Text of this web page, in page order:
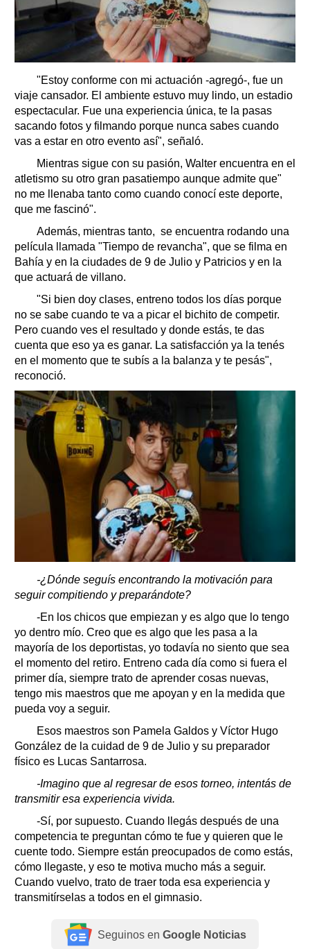
"Estoy conforme con mi actuación -agregó-, fue un
viaje cansador. El ambiente estuvo muy lindo, un estadio
espectacular. Fue una experiencia única, te la pasas
sacando fotos y filmando porque nunca sabes cuando
vas a estar en otro evento así", señaló.
Mientras sigue con su pasión, Walter encuentra en el
atletismo su otro gran pasatiempo aunque admite que"
no me llenaba tanto como cuando conocí este deporte,
que me fascinó".
Además, mientras tanto, se encuentra rodando una
película llamada "Tiempo de revancha", que se filma en
Bahía y en la ciudades de 9 de Julio y Patricios y en la
que actuará de villano.
"Si bien doy clases, entreno todos los días porque
no se sabe cuando te va a picar el bichito de competir.
Pero cuando ves el resultado y donde estás, te das
cuenta que eso ya es ganar. La satisfacción ya la tenés
en el momento que te subís a la balanza y te pesás",
reconoció.
-¿Dónde seguís encontrando la motivación para
seguir compitiendo y preparándote?
-En los chicos que empiezan y es algo que lo tengo
yo dentro mío. Creo que es algo que les pasa a la
mayoría de los deportistas, yo todavía no siento que sea
el momento del retiro. Entreno cada día como si fuera el
primer día, siempre trato de aprender cosas nuevas,
tengo mis maestros que me apoyan y en la medida que
pueda voy a seguir.
Esos maestros son Pamela Galdos y Víctor Hugo
González de la cuidad de 9 de Julio y su preparador
físico es Lucas Santarrosa.
-Imagino que al regresar de esos torneo, intentás de
transmitir esa experiencia vivida.
-Sí, por supuesto. Cuando llegás después de una
competencia te preguntan cómo te fue y quieren que le
cuente todo. Siempre están preocupados de como estás,
cómo llegaste, y eso te motiva mucho más a seguir.
Cuando vuelvo, trato de traer toda esa experiencia y
transmitírselas a todos en el gimnasio.
Seguinos en Google Noticias